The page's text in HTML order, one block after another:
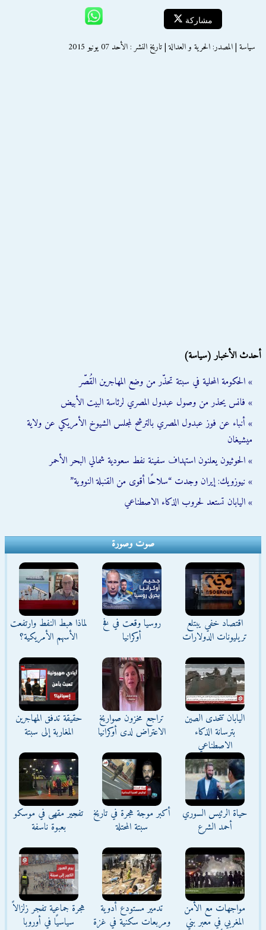
مشاركة
سياسة | المصدر: الحرية و العدالة | تاريخ النشر : الأحد 07 يونيو 2015
أحدث الأخبار (سياسة)
» الحكومة المحلية في سبتة تحذّر من وضع المهاجرين القُصّر
» فانس يحذر من وصول عبدول المصري لرئاسة البيت الأبيض
» أنباء عن فوز عبدول المصري بالترشح لمجلس الشيوخ الأمريكي عن ولاية
ميشيغان
» الحوثيون يعلنون استهداف سفينة نفط سعودية شمالي البحر الأحمر
» نيوزويك: إيران وجدت “سلاحًا أقوى من القنبلة النووية”
» اليابان تستعد لحروب الذكاء الاصطناعي
صوت وصورة
اقتصاد خفي يبتلع
تريليونات الدولارات
روسيا وقعت في فخ
أوكرانيا
لماذا هبط النفط وارتفعت
الأسهم الأمريكية؟
اليابان تتحدى الصين
بترسانة الذكاء
الاصطناعي
تراجع مخزون صواريخ
الاعتراض لدى أوكرانيا
حقيقة تدفق المهاجرين
المغاربة إلى سبتة
حياة الرئيس السوري
أحمد الشرع
أكبر موجة هجرة في تاريخ
سبتة المحتلة
تفجير مقهى في موسكو
بعبوة ناسفة
مواجهات مع الأمن
المغربي في معبر بني
تدمير مستودع أدوية
ومربعات سكنية في غزة
هجرة جماعية تفجر زلزالاً
سياسيًا في أوروبا